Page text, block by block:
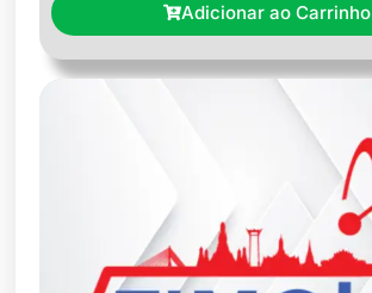
Adicionar ao Carrinho